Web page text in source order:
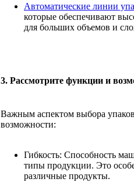
Автоматические линии
которые обеспечивают
для больших объемов и
3. Рассмотрите функции и
Важным аспектом выбора
возможности:
Гибкость: Способность
типы продукции. Это
различные продукты.